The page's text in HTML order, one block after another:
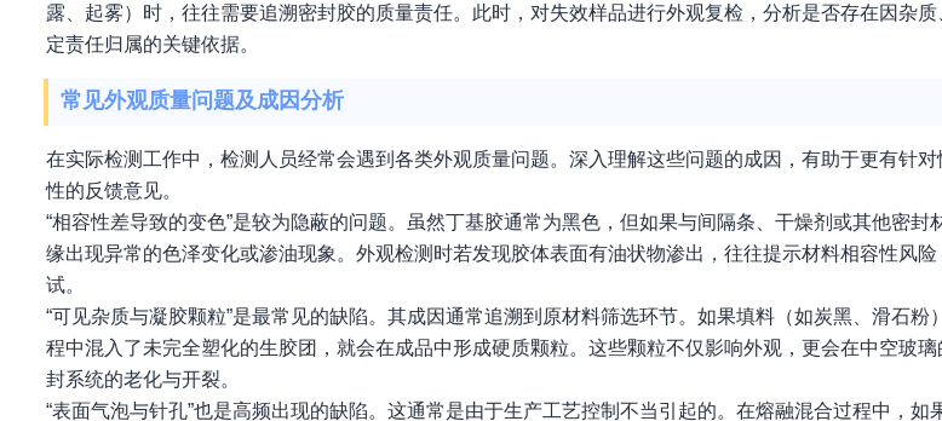
露、起雾）时，往往需要追溯密封胶的质量责任。此时，对失效样品进行外观复检，分析是否存在因杂
定责任归属的关键依据。
常见外观质量问题及成因分析
在实际检测工作中，检测人员经常会遇到各类外观质量问题。深入理解这些问题的成因，有助于更有针
性的反馈意见。
“相容性差导致的变色”是较为隐蔽的问题。虽然丁基胶通常为黑色，但如果与间隔条、干燥剂或其他密
缘出现异常的色泽变化或渗油现象。外观检测时若发现胶体表面有油状物渗出，往往提示材料相容性风
试。
“可见杂质与凝胶颗粒”是最常见的缺陷。其成因通常追溯到原材料筛选环节。如果填料（如炭黑、滑石
程中混入了未完全塑化的生胶团，就会在成品中形成硬质颗粒。这些颗粒不仅影响外观，更会在中空玻
封系统的老化与开裂。
“表面气泡与针孔”也是高频出现的缺陷。这通常是由于生产工艺控制不当引起的。在熔融混合过程中，